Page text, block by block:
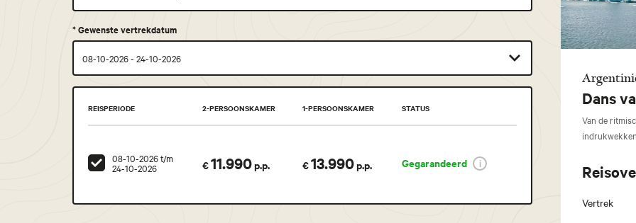
*Gewenste vertrekdatum
REISPERIODE 2-PERSOONSKAMER 1-PERSOONSKAMER STATUS
08-10-2026 t/m
24-10-2026 €11.990p.p. €13.990p.p. Gegarandeerd
Dans
Van de
Vertrek